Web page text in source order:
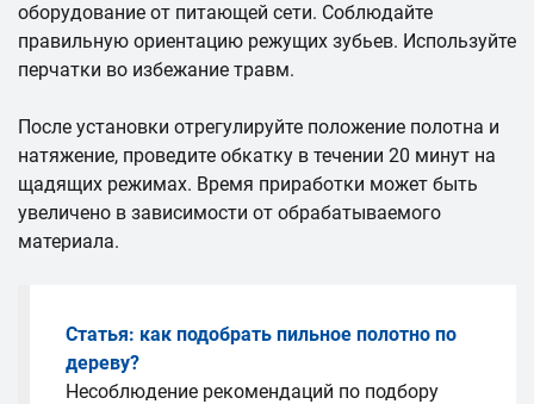
оборудование от питающей сети. Соблюдайте
правильную ориентацию режущих зубьев. Используйте
перчатки во избежание травм.
После установки отрегулируйте положение полотна и
натяжение, проведите обкатку в течении 20 минут на
щадящих режимах. Время приработки может быть
увеличено в зависимости от обрабатываемого
материала.
Статья: как подобрать пильное полотно по
дереву?
Несоблюдение рекомендаций по подбору